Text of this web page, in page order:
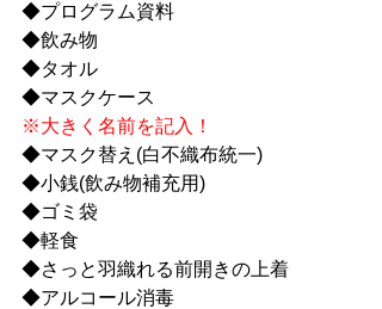
◆プログラム資料
◆飲み物
◆タオル
◆マスクケース
※大きく名前を記入！
◆マスク替え(白不織布統一)
◆小銭(飲み物補充用)
◆ゴミ袋
◆軽食
◆さっと羽織れる前開きの上着
◆アルコール消毒